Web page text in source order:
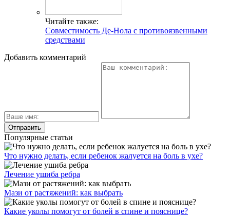
Читайте также:
Совместимость Де-Нола с противоязвенными
средствами
Добавить комментарий
Популярные статьи
Что нужно делать, если ребенок жалуется на боль в ухе?
Лечение ушиба ребра
Мази от растяжений: как выбрать
Какие уколы помогут от болей в спине и пояснице?